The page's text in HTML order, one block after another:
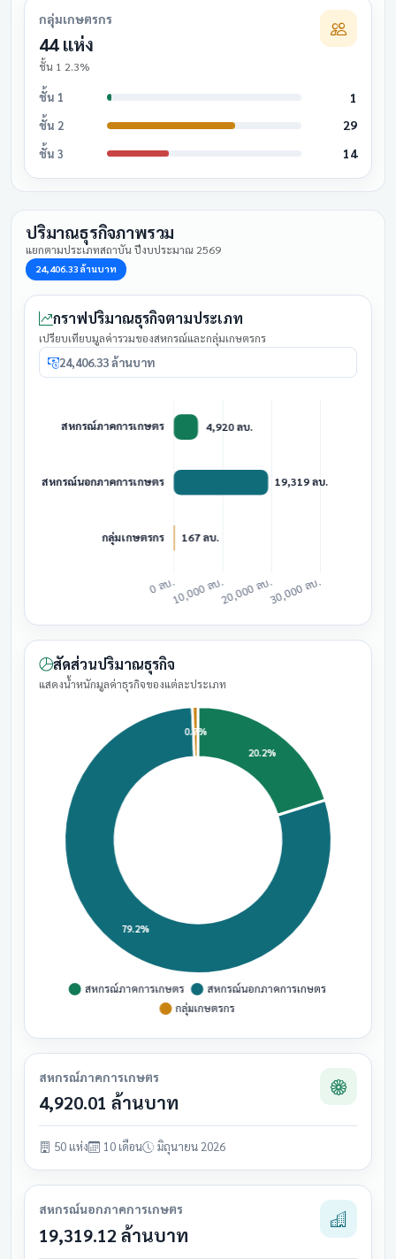
กลุ่มเกษตรกร
44 แห่ง
ชั้น 1 2.3%
ชั้น 1 1
ชั้น 2 29
ชั้น 3 14
ปริมาณธุรกิจภาพรวม
แยกตามประเภทสถาบัน ปีงบประมาณ 2569
24,406.33 ล้านบาท
กราฟปริมาณธุรกิจตามประเภท
เปรียบเทียบมูลค่ารวมของสหกรณ์และกลุ่มเกษตรกร
24,406.33 ล้านบาท
สัดส่วนปริมาณธุรกิจ
แสดงน้ำหนักมูลค่าธุรกิจของแต่ละประเภท
สหกรณ์ภาคการเกษตร
4,920.01 ล้านบาท
50 แห่ง 10 เดือน มิถุนายน 2026
สหกรณ์นอกภาคการเกษตร
19,319.12 ล้านบาท